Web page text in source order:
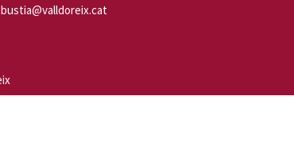
bustia@valldoreix.cat